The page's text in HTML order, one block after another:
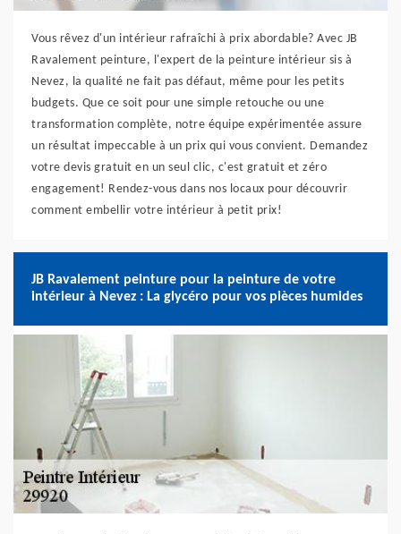
Vous rêvez d'un intérieur rafraîchi à prix abordable? Avec JB
Ravalement peinture, l'expert de la peinture intérieur sis à
Nevez, la qualité ne fait pas défaut, même pour les petits
budgets. Que ce soit pour une simple retouche ou une
transformation complète, notre équipe expérimentée assure
un résultat impeccable à un prix qui vous convient. Demandez
votre devis gratuit en un seul clic, c'est gratuit et zéro
engagement! Rendez-vous dans nos locaux pour découvrir
comment embellir votre intérieur à petit prix!
JB Ravalement peinture pour la peinture de votre
intérieur à Nevez : La glycéro pour vos pièces humides